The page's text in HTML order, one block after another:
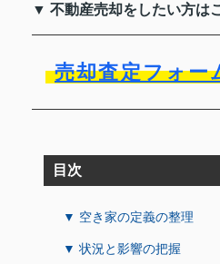
▼ 不動産売却をしたい方は
売却査定フォー
目次
▼ 空き家の定義の整理
▼ 状況と影響の把握